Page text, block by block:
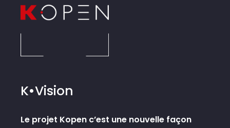
K•Vision
Le projet Kopen c’est une nouvelle façon